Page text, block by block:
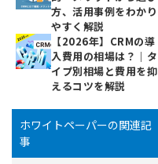
方、活用事例をわかり
やすく解説
【2026年】CRMの導
入費用の相場は？｜タ
イプ別相場と費用を抑
えるコツを解説
ホワイトペーパーの関連記
事